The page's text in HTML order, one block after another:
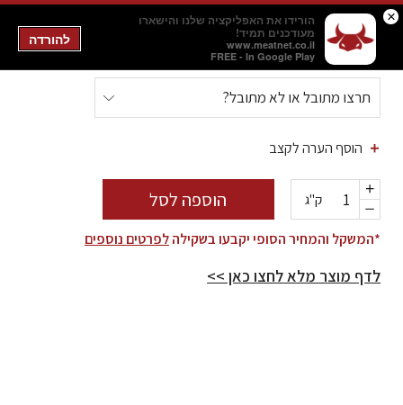
× הורידו את האפליקציה שלנו והישארו
מעודכנים תמיד!
www.meatnet.co.il
FREE - In Google Play
להורדה
גוש סינטה עגלה
148.00 ₪ לק"ג
ק"ג הוספה לסל
*המשקל והמחיר הסופי יקבעו בשקילהלפרטים נוספים
לדף מוצר מלא לחצו כאן >>